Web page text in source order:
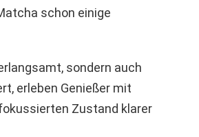
schon einige
sondern auch
erleben Genießer mit
Zustand klarer